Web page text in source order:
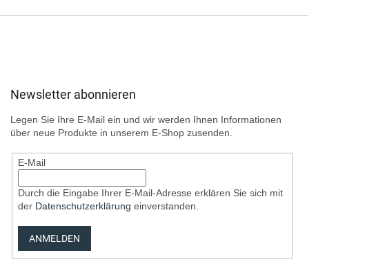
Newsletter abonnieren
Legen Sie Ihre E-Mail ein und wir werden Ihnen Informationen
über neue Produkte in unserem E-Shop zusenden.
E-Mail
Durch die Eingabe Ihrer E-Mail-Adresse erklären Sie sich mit
der Datenschutzerklärung einverstanden.
ANMELDEN